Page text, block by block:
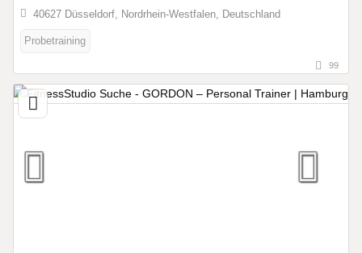
40627 Düsseldorf, Nordrhein-Westfalen, Deutschland
Probetraining
99